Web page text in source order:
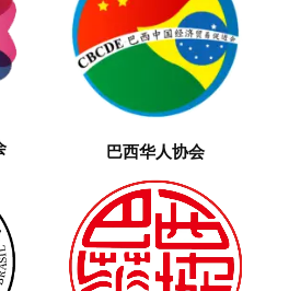
巴西华人协会